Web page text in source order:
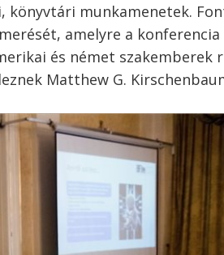
munkamenetek.
amelyre a
és német szakemberek
Matthew G.